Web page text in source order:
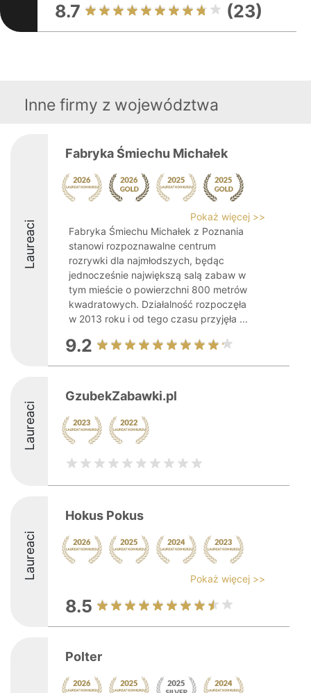
8.7 (23)
Inne firmy z województwa
Laureaci
Fabryka Śmiechu Michałek
Pokaż więcej >>
Fabryka Śmiechu Michałek z Poznania
stanowi rozpoznawalne centrum
rozrywki dla najmłodszych, będąc
jednocześnie największą salą zabaw w
tym mieście o powierzchni 800 metrów
kwadratowych. Działalność rozpoczęła
w 2013 roku i od tego czasu przyjęła ...
9.2
Laureaci
GzubekZabawki.pl
Laureaci
Hokus Pokus
Pokaż więcej >>
8.5
Polter